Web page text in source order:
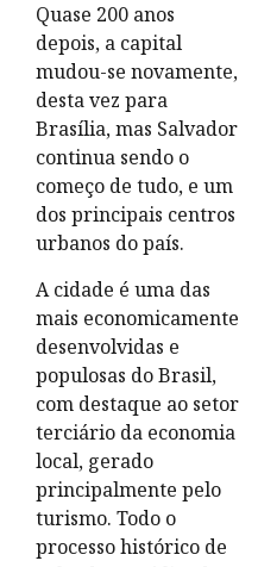
Quase 200 anos
depois, a capital
mudou-se novamente,
desta vez para
Brasília, mas Salvador
continua sendo o
começo de tudo, e um
dos principais centros
urbanos do país.
A cidade é uma das
mais economicamente
desenvolvidas e
populosas do Brasil,
com destaque ao setor
terciário da economia
local, gerado
principalmente pelo
turismo. Todo o
processo histórico de